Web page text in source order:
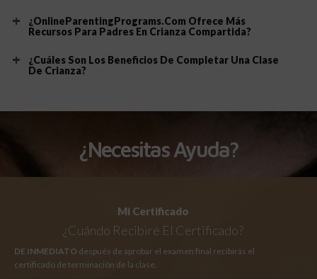
¿OnlineParentingPrograms.com Ofrece Más
Recursos Para Padres En Crianza Compartida?
¿Cuáles Son Los Beneficios De Completar Una Clase
De Crianza?
¿Necesitas Ayuda?
Mi Certificado
¿Cuándo Recibiré El Certificado?
DE INMEDIATO después de aprobar el examen final recibirás el
certificado de terminación de la clase.